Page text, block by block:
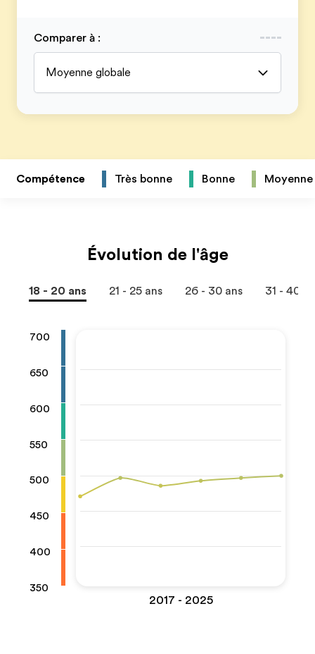
Comparer à :
Moyenne globale
Compétence Très bonne Bonne Moyenne
Évolution de l'âge
18 - 20 ans 21 - 25 ans 26 - 30 ans 31 - 40
700
650
600
550
500
450
400
350
2017 - 2025